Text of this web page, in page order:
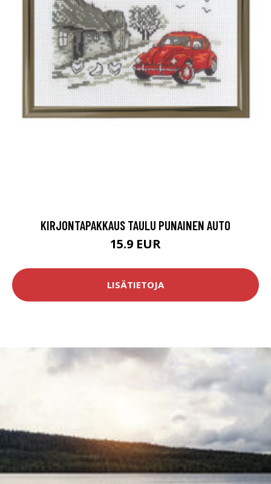
KIRJONTAPAKKAUS TAULU PUNAINEN AUTO
15.9 EUR
LISÄTIETOJA